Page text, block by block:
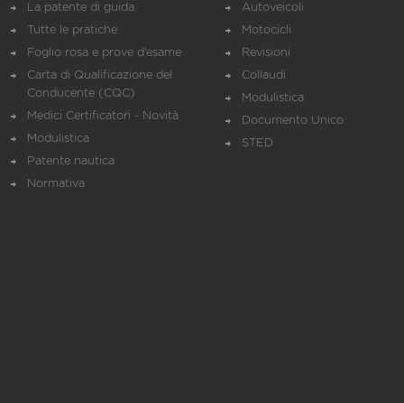
La patente di guida
Tutte le pratiche
Foglio rosa e prove d’esame
Carta di Qualificazione del
Conducente (CQC)
Medici Certificatori - Novità
Modulistica
Patente nautica
Normativa
Autoveicoli
Motocicli
Revisioni
Collaudi
Modulistica
Documento Unico
STED